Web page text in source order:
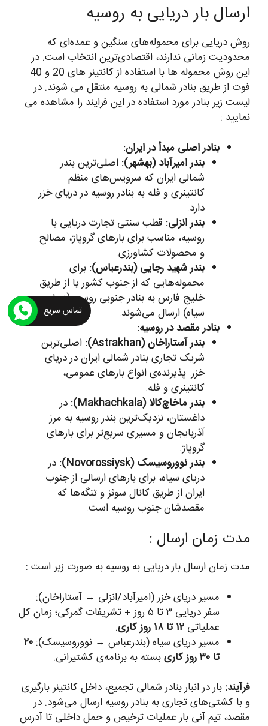
ارسال بار دریایی به روسیه
روش دریایی برای محموله‌های سنگین و عمده‌ای که
محدودیت زمانی ندارند، اقتصادی‌ترین انتخاب است. در
این روش محموله ها با استفاده از کانتینر های 20 و 40
فوت از طریق بنادر شمالی به روسیه منتقل می شوند. در
لیست زیر بنادر مورد استفاده در این فرایند را مشاهده می
نمایید :
بنادر اصلی مبدأ در ایران:
بندر امیرآباد (بهشهر): اصلی‌ترین بندر
شمالی ایران که سرویس‌های منظم
کانتینری و فله به بنادر روسیه در دریای خزر
دارد.
بندر انزلی: قطب سنتی تجارت دریایی با
روسیه، مناسب برای بارهای گروپاژ، مصالح
و محصولات کشاورزی.
بندر شهید رجایی (بندرعباس): برای
محموله‌هایی که از جنوب کشور یا از طریق
خلیج فارس به بنادر جنوبی روسیه (دریای
سیاه) ارسال می‌شوند.
بنادر مقصد در روسیه:
بندر آستاراخان (Astrakhan):
اصلی‌ترین
شریک تجاری بنادر شمالی ایران در دریای
خزر. پذیرنده‌ی انواع بارهای عمومی،
کانتینری و فله.
بندر ماخاچ‌کالا (Makhachkala):
در
داغستان، نزدیک‌ترین بندر روسیه به مرز
آذربایجان و مسیری سریع‌تر برای بارهای
گروپاژ.
بندر نووروسیسک (Novorossiysk):
در
دریای سیاه، برای بارهای ارسالی از جنوب
ایران از طریق کانال سوئز و تنگه‌ها که
مقصدشان جنوب روسیه است.
مدت زمان ارسال :
مدت زمان ارسال بار دریایی به روسیه به صورت زیر است :
مسیر دریای خزر (امیرآباد/انزلی → آستاراخان):
سفر دریایی ۳ تا ۵ روز + تشریفات گمرکی؛ زمان کل
عملیاتی ۱۲ تا ۱۸ روز کاری
.
مسیر دریای سیاه (بندرعباس → نووروسیسک): ۲۰
تا ۳۰ روز کاری
بسته به برنامه‌ی کشتیرانی.
فرآیند: بار در انبار بنادر شمالی تجمیع، داخل کانتینر بارگیری
و با کشتی‌های تجاری به بنادر روسیه ارسال می‌شود. در
مقصد، تیم آنی بار عملیات ترخیص و حمل داخلی تا آدرس
تماس سریع